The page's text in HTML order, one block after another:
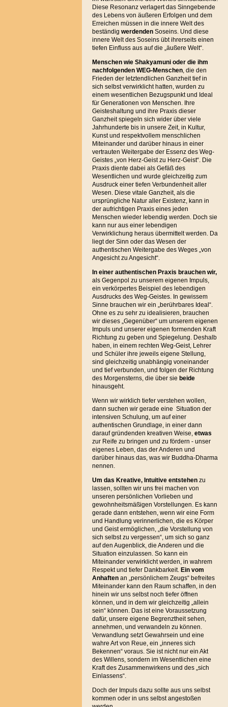
Diese Resonanz verlagert das Sinngebende
des Lebens von äußeren Erfolgen und dem
Erreichen müssen in die innere Welt des
beständig werdendenSoseins. Und diese
innere Welt des Soseins übt ihrerseits einen
tiefen Einfluss aus auf die „äußere Welt“.
Menschen wie Shakyamuni oder die ihm
nachfolgenden WEG-Menschen, die den
Frieden der letztendlichen Ganzheit tief in
sich selbst verwirklicht hatten, wurden zu
einem wesentlichen Bezugspunkt und Ideal
für Generationen von Menschen. Ihre
Geisteshaltung und ihre Praxis dieser
Ganzheit spiegeln sich wider über viele
Jahrhunderte bis in unsere Zeit, in Kultur,
Kunst und respektvollem menschlichen
Miteinander und darüber hinaus in einer
vertrauten Weitergabe der Essenz des Weg-
Geistes „von Herz-Geist zu Herz-Geist“. Die
Praxis diente dabei als Gefäß des
Wesentlichen und wurde gleichzeitig zum
Ausdruck einer tiefen Verbundenheit aller
Wesen. Diese vitale Ganzheit, als die
ursprüngliche Natur aller Existenz, kann in
der aufrichtigen Praxis eines jeden
Menschen wieder lebendig werden. Doch sie
kann nur aus einer lebendigen
Verwirklichung heraus übermittelt werden. Da
liegt der Sinn oder das Wesen der
authentischen Weitergabe des Weges „von
Angesicht zu Angesicht“.
In einer authentischen Praxis brauchen wir,
als Gegenpol zu unserem eigenen Impuls,
ein verkörpertes Beispiel des lebendigen
Ausdrucks des Weg-Geistes. In gewissem
Sinne brauchen wir ein „berührbares Ideal“.
Ohne es zu sehr zu idealisieren, brauchen
wir dieses „Gegenüber“ um unserem eigenen
Impuls und unserer eigenen formenden Kraft
Richtung zu geben und Spiegelung. Deshalb
haben, in einem rechten Weg-Geist, Lehrer
und Schüler ihre jeweils eigene Stellung,
sind gleichzeitig unabhängig voneinander
und tief verbunden, und folgen der Richtung
des Morgensterns, die über sie beide
hinausgeht.
Wenn wir wirklich tiefer verstehen wollen,
dann suchen wir gerade eine Situation der
intensiven Schulung, um auf einer
authentischen Grundlage, in einer dann
darauf gründenden kreativen Weise, etwas
zur Reife zu bringen und zu fördern - unser
eigenes Leben, das der Anderen und
darüber hinaus das, was wir Buddha-Dharma
nennen.
Um das Kreative, Intuitive entstehenzu
lassen, sollten wir uns frei machen von
unseren persönlichen Vorlieben und
gewohnheitsmäßigen Vorstellungen. Es kann
gerade dann entstehen, wenn wir eine Form
und Handlung verinnerlichen, die es Körper
und Geist ermöglichen, „die Vorstellung von
sich selbst zu vergessen“, um sich so ganz
auf den Augenblick, die Anderen und die
Situation einzulassen. So kann ein
Miteinander verwirklicht werden, in wahrem
Respekt und tiefer Dankbarkeit. Ein vom
Anhaftenan „persönlichem Zeugs“ befreites
Miteinander kann den Raum schaffen, in den
hinein wir uns selbst noch tiefer öffnen
können, und in dem wir gleichzeitig „allein
sein“ können. Das ist eine Voraussetzung
dafür, unsere eigene Begrenztheit sehen,
annehmen, und verwandeln zu können.
Verwandlung setzt Gewahrsein und eine
wahre Art von Reue, ein „inneres sich
Bekennen“ voraus. Sie ist nicht nur ein Akt
des Willens, sondern im Wesentlichen eine
Kraft des Zusammenwirkens und des „sich
Einlassens“.
Doch der Impuls dazu sollte aus uns selbst
kommen oder in uns selbst angestoßen